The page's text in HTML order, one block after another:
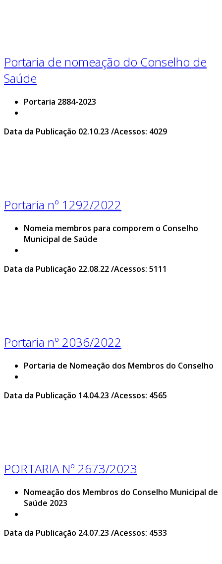
Portaria de nomeação do Conselho de
Saúde
Portaria 2884-2023
Data da Publicação 02.10.23 /Acessos: 4029
Portaria nº 1292/2022
Nomeia membros para comporem o Conselho
Municipal de Saúde
Data da Publicação 22.08.22 /Acessos: 5111
Portaria nº 2036/2022
Portaria de Nomeação dos Membros do Conselho
Data da Publicação 14.04.23 /Acessos: 4565
PORTARIA Nº 2673/2023
Nomeação dos Membros do Conselho Municipal de
Saúde 2023
Data da Publicação 24.07.23 /Acessos: 4533